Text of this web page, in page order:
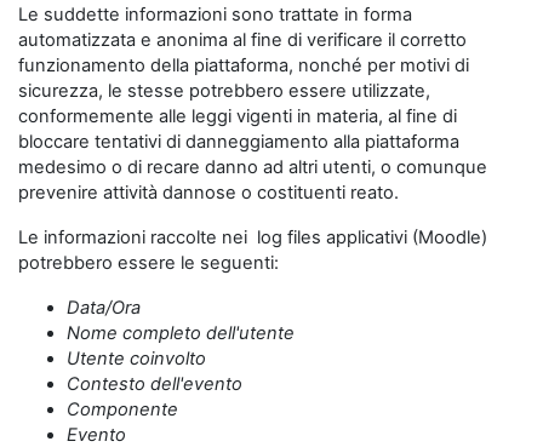
Le suddette informazioni sono trattate in forma
automatizzata e anonima al fine di verificare il corretto
funzionamento della piattaforma, nonché per motivi di
sicurezza, le stesse potrebbero essere utilizzate,
conformemente alle leggi vigenti in materia, al fine di
bloccare tentativi di danneggiamento alla piattaforma
medesimo o di recare danno ad altri utenti, o comunque
prevenire attività dannose o costituenti reato.
Le informazioni raccolte nei log files applicativi (Moodle)
potrebbero essere le seguenti:
Data/Ora
Nome completo dell'utente
Utente coinvolto
Contesto dell'evento
Componente
Evento